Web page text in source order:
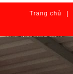
Trang chủ